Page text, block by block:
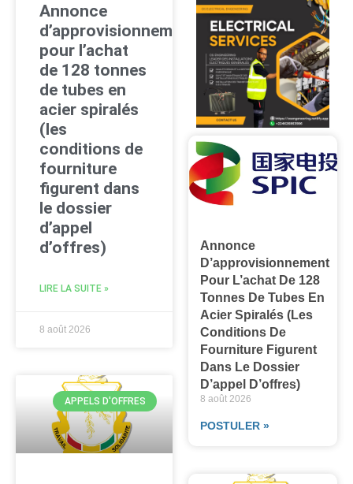
Annonce
d’approvisionnement
pour l’achat
de 128 tonnes
de tubes en
acier spiralés
(les
conditions de
fourniture
figurent dans
le dossier
d’appel
d’offres)
LIRE LA SUITE »
8 août 2026
APPELS D'OFFRES
Annonce
D’approvisionnement
Pour L’achat De 128
Tonnes De Tubes En
Acier Spiralés (les
Conditions De
Fourniture Figurent
Dans Le Dossier
D’appel D’offres)
8 août 2026
POSTULER »